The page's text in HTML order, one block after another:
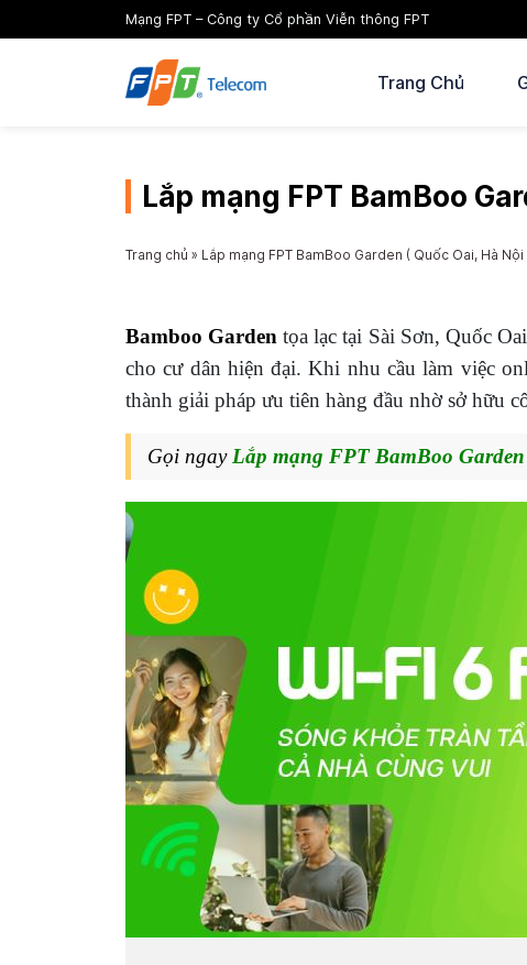
Mạng FPT – Công ty Cổ phần Viễn thông FPT
Trang Chủ
Lắp mạng FPT BamBoo
Trang chủ » Lắp mạng FPT BamBoo Garden ( Quốc Oai, Hà
Bamboo Garden tọa lạc tại Sài Sơn, Quốc
cho cư dân hiện đại. Khi nhu cầu làm việc
thành giải pháp ưu tiên hàng đầu nhờ sở hữu
Gọi ngay Lắp mạng FPT BamBoo Garden